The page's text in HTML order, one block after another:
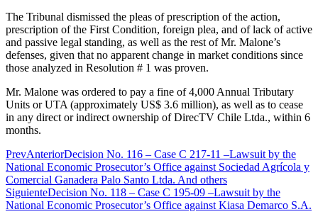
The Tribunal dismissed the pleas of prescription of the action,
prescription of the First Condition, foreign plea, and of lack of active
and passive legal standing, as well as the rest of Mr. Malone’s
defenses, given that no apparent change in market conditions since
those analyzed in Resolution # 1 was proven.
Mr. Malone was ordered to pay a fine of 4,000 Annual Tributary
Units or UTA (approximately US$ 3.6 million), as well as to cease
in any direct or indirect ownership of DirecTV Chile Ltda., within 6
months.
PrevAnteriorDecision No. 116 – Case C 217-11 –Lawsuit by the
National Economic Prosecutor’s Office against Sociedad Agrícola y
Comercial Ganadera Palo Santo Ltda. And others
SiguienteDecision No. 118 – Case C 195-09 –Lawsuit by the
National Economic Prosecutor’s Office against Kiasa Demarco S.A.